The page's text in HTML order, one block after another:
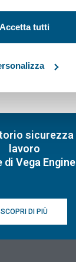
Accetta tutti
sicurezza
lavoro
di Vega
SCOPRI DI PIÙ